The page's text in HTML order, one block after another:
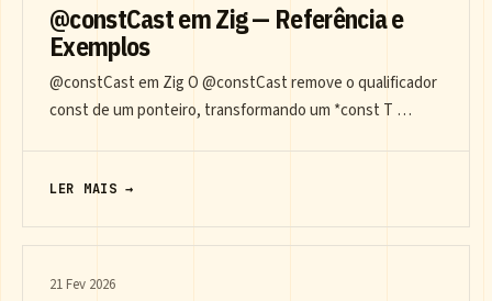
@constCast em Zig — Referência e
Exemplos
@constCast em Zig O @constCast remove o qualificador
const de um ponteiro, transformando um *const T …
LER MAIS →
21 Fev 2026